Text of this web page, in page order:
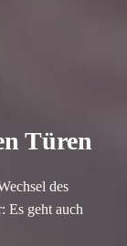
Türen
des
Es geht auch